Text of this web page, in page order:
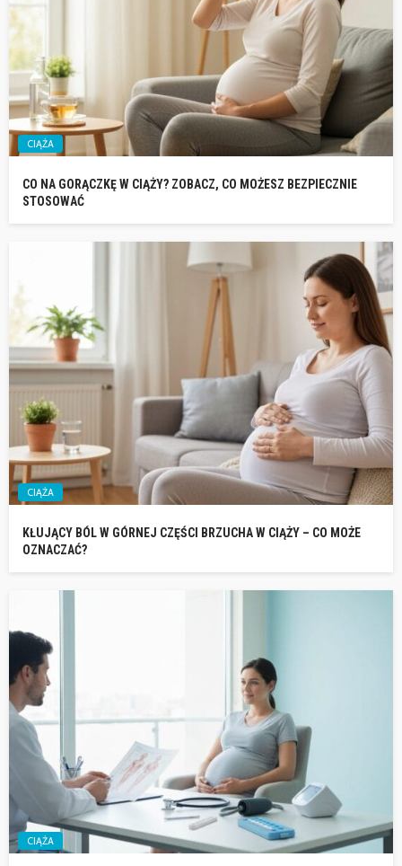
CIĄŻA
CO NA GORĄCZKĘ W CIĄŻY? ZOBACZ, CO MOŻESZ BEZPIECZNIE
STOSOWAĆ
CIĄŻA
KŁUJĄCY BÓL W GÓRNEJ CZĘŚCI BRZUCHA W CIĄŻY – CO MOŻE
OZNACZAĆ?
CIĄŻA